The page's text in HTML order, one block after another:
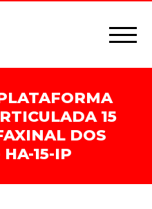
15
DOS
HA-15-IP